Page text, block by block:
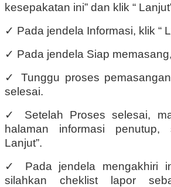
kesepakatan ini” dan klik “
✓ Pada jendela Informasi, klik “
✓ Pada jendela Siap
✓
Tunggu proses
selesai.
✓
Setelah Proses selesai,
halaman informasi
Lanjut”.
✓
Pada jendela mengakhiri
silahkan cheklist lapor